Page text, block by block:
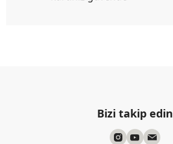
Bizi takip edin